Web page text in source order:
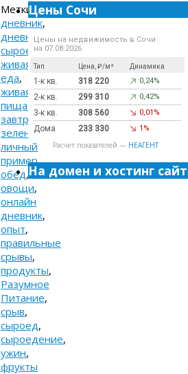
Метки:
дневник,
дневник
сыроеда ,
живая
еда,
живая
пища
завтрак,
зелень,
личный
пример,
обед,
овощи,
онлайн
дневник,
опыт,
правильные
срывы,
продукты,
Разумное
Питание,
срыв,
сыроед,
сыроедение,
ужин,
фрукты
Цены Сочи
Цены на недвижимость в Сочи
на 07.08.2026
Тип Цена, ₽/м² Динамика
1-к кв. 318 220 0,24%
2-к кв. 299 310 0,42%
3-к кв. 308 560 0,01%
Дома 233 330 1%
Расчет показателей — НЕАГЕНТ
На домен и хостинг